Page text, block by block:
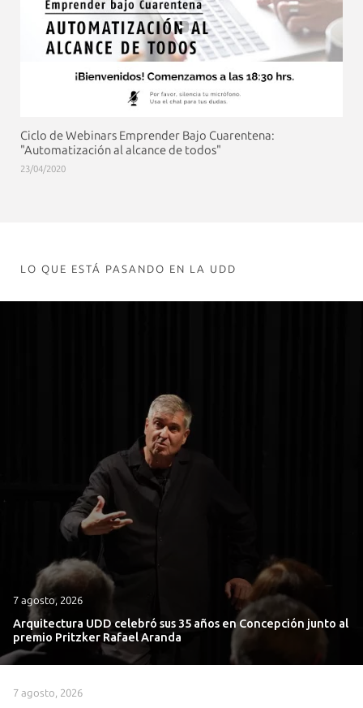
Ciclo de Webinars Emprender Bajo Cuarentena:
"Automatización al alcance de todos"
23/04/2020
LO QUE ESTÁ PASANDO EN LA UDD
7 agosto, 2026
Arquitectura UDD celebró sus 35 años en Concepción junto al
premio Pritzker Rafael Aranda
7 agosto, 2026